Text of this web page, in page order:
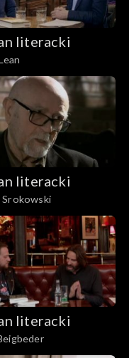
literacki
literacki
Srokowski
literacki